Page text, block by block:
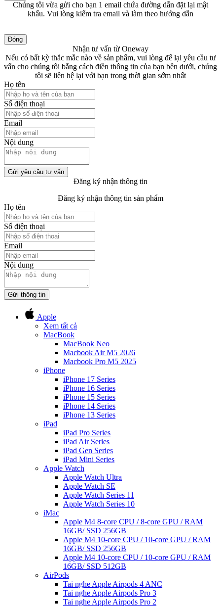
Chúng tôi vừa gửi cho bạn 1 email chứa đường dẫn đặt lại mật
khẩu. Vui lòng kiểm tra email và làm theo hướng dẫn
Đóng
Nhận tư vấn từ Oneway
Nếu có bất kỳ thắc mắc nào về sản phẩm, vui lòng để lại yêu cầu tư
vấn cho chúng tôi bằng cách điền thông tin của bạn bên dưới, chúng
tôi sẽ liên hệ lại với bạn trong thời gian sớm nhất
Họ tên
Số điện thoại
Email
Nội dung
Gửi yêu cầu tư vấn
Đăng ký nhận thông tin
Đăng ký nhận thông tin sản phẩm
Họ tên
Số điện thoại
Email
Nội dung
Gửi thông tin
Apple
Xem tất cả
MacBook
MacBook Neo
Macbook Air M5 2026
Macbook Pro M5 2025
iPhone
iPhone 17 Series
iPhone 16 Series
iPhone 15 Series
iPhone 14 Series
iPhone 13 Series
iPad
iPad Pro Series
iPad Air Series
iPad Gen Series
iPad Mini Series
Apple Watch
Apple Watch Ultra
Apple Watch SE
Apple Watch Series 11
Apple Watch Series 10
iMac
Apple M4 8-core CPU / 8-core GPU / RAM
16GB/ SSD 256GB
Apple M4 10-core CPU / 10-core GPU / RAM
16GB/ SSD 256GB
Apple M4 10-core CPU / 10-core GPU / RAM
16GB/ SSD 512GB
AirPods
Tai nghe Apple Airpods 4 ANC
Tai nghe Apple Airpods Pro 3
Tai nghe Apple Airpods Pro 2